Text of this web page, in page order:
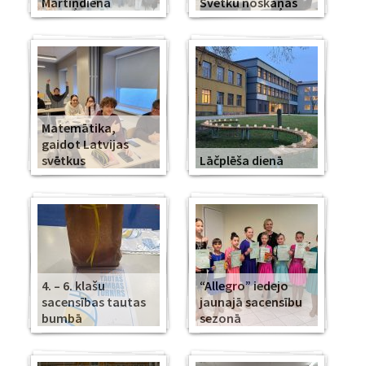
Matemātika,
gaidot Latvijas
svētkus
Lāčplēša dienā
4. – 6. klašu
sacensības tautas
bumbā
“Allegro” iedejo
jaunajā sacensību
sezonā